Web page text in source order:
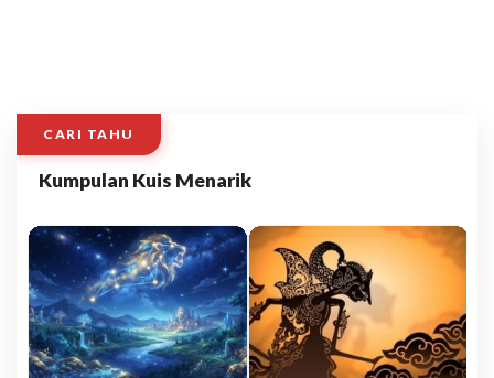
CARI TAHU
Kumpulan Kuis Menarik